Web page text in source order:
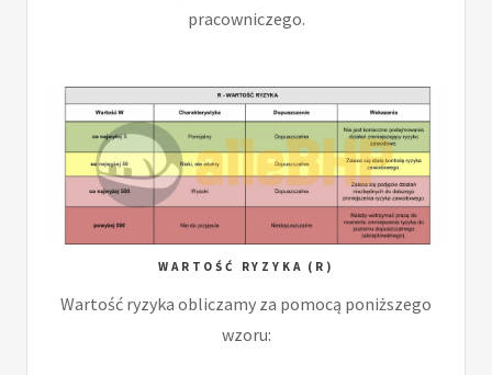
pracowniczego.
WARTOŚĆ RYZYKA (R)
Wartość ryzyka obliczamy za pomocą poniższego
wzoru: